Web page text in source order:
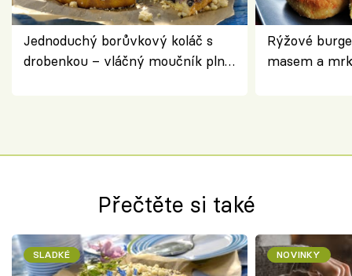
Jednoduchý borůvkový koláč s
drobenkou – vláčný moučník plný
Rýžové
masem a
Přečtěte si také
SLADKÉ NOVINKY